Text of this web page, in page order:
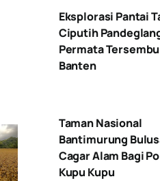
Eksplorasi Pantai
Ciputih
Permata
Banten
Taman Nasional
Bantimurung
Cagar Alam Bagi
Kupu Kupu